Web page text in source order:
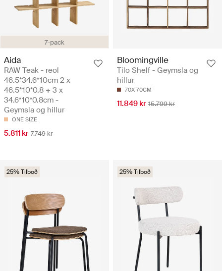
7-pack
Aida
RAW Teak - reol
46.5*34.6*10cm 2 x
46.5*10*0.8 + 3 x
34.6*10*0.8cm -
Geymsla og hillur
ONE SIZE
5.811 kr 7.749 kr
Bloomingville
Tilo Shelf - Geymsla og
hillur
70X 70CM
11.849 kr 15.799 kr
25% Tilboð 25% Tilboð